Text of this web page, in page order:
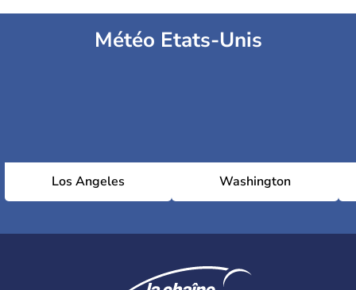
Météo Etats-Unis
Los Angeles Washington